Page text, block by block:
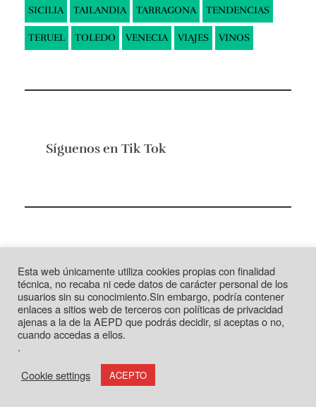
SICILIA TAILANDIA TARRAGONA TENDENCIAS
TERUEL TOLEDO VENECIA VIAJES VINOS
Síguenos en Tik Tok
ORGANIZAMOS TU EVENTO
Gastronomoyviajero
Events
Esta web únicamente utiliza cookies propias con finalidad
técnica, no recaba ni cede datos de carácter personal de los
usuarios sin su conocimiento.Sin embargo, podría contener
enlaces a sitios web de terceros con políticas de privacidad
ajenas a la de la AEPD que podrás decidir, si aceptas o no,
cuando accedas a ellos.
.
Cookie settings
ACEPTO